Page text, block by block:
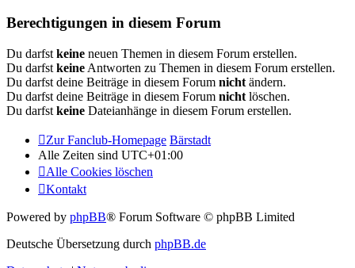
Berechtigungen in diesem Forum
Du darfst keine neuen Themen in diesem Forum erstellen.
Du darfst keine Antworten zu Themen in diesem Forum erstellen.
Du darfst deine Beiträge in diesem Forum nicht ändern.
Du darfst deine Beiträge in diesem Forum nicht löschen.
Du darfst keine Dateianhänge in diesem Forum erstellen.
Zur Fanclub-Homepage Bärstadt
Alle Zeiten sind UTC+01:00
Alle Cookies löschen
Kontakt
Powered by phpBB® Forum Software © phpBB Limited
Deutsche Übersetzung durch phpBB.de